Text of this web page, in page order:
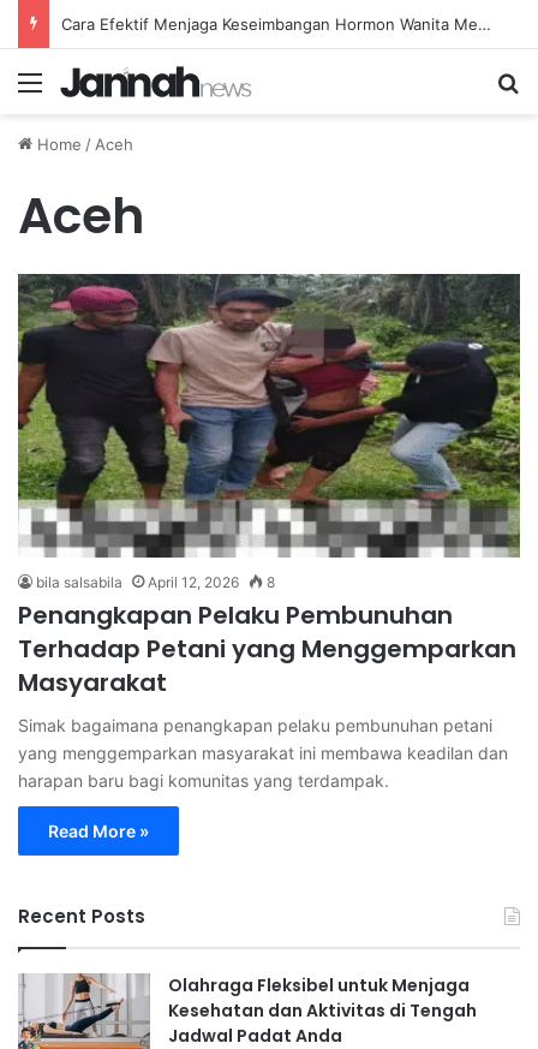
Cara Efektif Menjaga Keseimbangan Hormon Wanita Menjelang Menopause
Menu
Home / Aceh
Aceh
bila salsabila April 12, 2026 8
Penangkapan Pelaku Pembunuhan
Terhadap Petani yang Menggemparkan
Masyarakat
Simak bagaimana penangkapan pelaku pembunuhan petani
yang menggemparkan masyarakat ini membawa keadilan dan
harapan baru bagi komunitas yang terdampak.
Read More »
Recent Posts
Olahraga Fleksibel untuk Menjaga
Kesehatan dan Aktivitas di Tengah
Jadwal Padat Anda